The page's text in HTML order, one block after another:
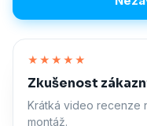
★★★★★
Zkušenost
Krátká video recenze
montáž.